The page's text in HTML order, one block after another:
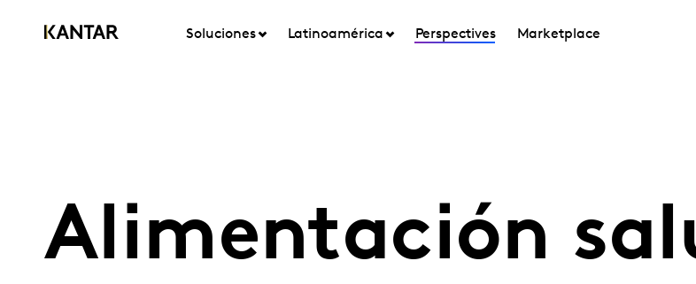
Soluciones Latinoamérica Perspectives Marketplace
Alimentación